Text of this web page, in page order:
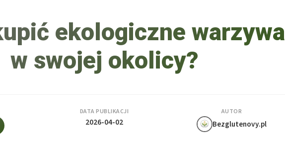
ekologiczne warzywa
w swojej okolicy?
DATA PUBLIKACJI
2026-04-02
AUTOR
Bezglutenovy.pl